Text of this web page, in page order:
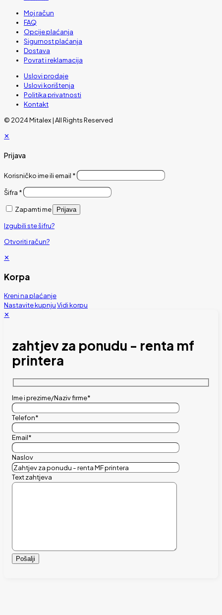
Moj račun
FAQ
Opcije plaćanja
Sigurnost plaćanja
Dostava
Povrat i reklamacija
Uslovi prodaje
Uslovi korištenja
Politika privatnosti
Kontakt
© 2024 Mitalex | All Rights Reserved
✕
Prijava
Korisničko ime ili email *
Šifra *
Zapamti me Prijava
Izgubili ste šifru?
Otvoriti račun?
✕
Korpa
Kreni na plaćanje
Nastavite kupnjuVidi korpu
✕
zahtjev za ponudu - renta mf
printera
Ime i prezime/Naziv firme*
Telefon*
Email*
Naslov
Text zahtjeva